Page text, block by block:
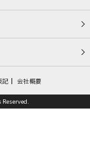
記 会社概要
Reserved.